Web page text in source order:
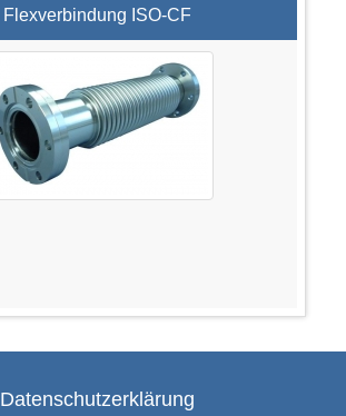
Flexverbindung ISO-CF
Datenschutzerklärung